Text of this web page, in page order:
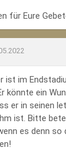
für Eure
im
könnte ein
er in seinen
ist. Bitte
es denn so